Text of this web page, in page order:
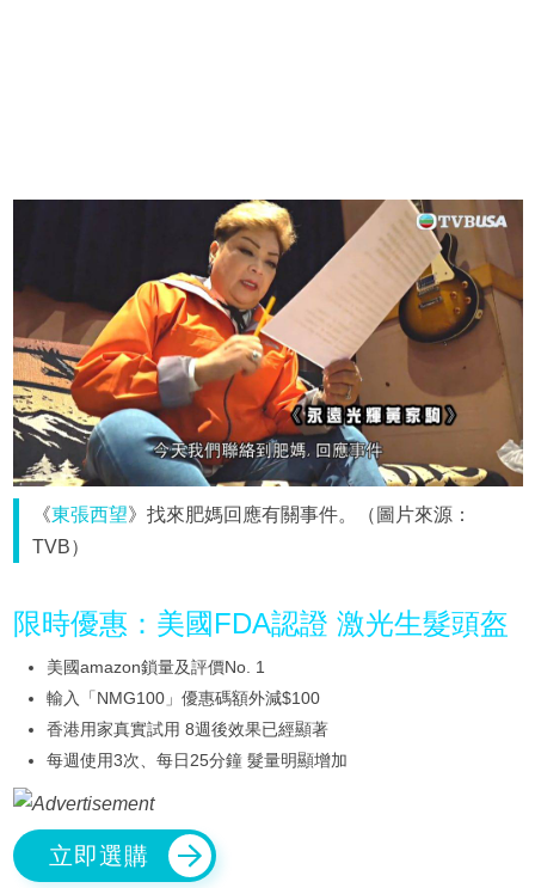
《東張西望》找來肥媽回應有關事件。（圖片來源：
TVB）
限時優惠：美國FDA認證 激光生髮頭盔
美國amazon鎖量及評價No. 1
輸入「NMG100」優惠碼額外減$100
香港用家真實試用 8週後效果已經顯著
每週使用3次、每日25分鐘 髮量明顯增加
立即選購